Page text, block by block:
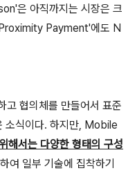
은 아직까지는 시장은 크
Payment'에도 N
고 협의체를 만들어서 표준
소식이다. 하지만, Mobile
해서는 다양한 형태의 구성
여 일부 기술에 집착하기